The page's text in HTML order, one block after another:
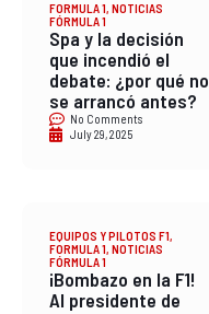
FORMULA 1, NOTICIAS
FÓRMULA 1
Spa y la decisión
que incendió el
debate: ¿por qué no
se arrancó antes?
No Comments
July 29, 2025
EQUIPOS Y PILOTOS F1,
FORMULA 1, NOTICIAS
FÓRMULA 1
¡Bombazo en la F1!
Al presidente de